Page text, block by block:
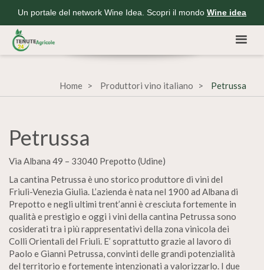
Un portale del network Wine Idea. Scopri il mondo Wine idea
Home Produttori vino italiano Petrussa
Petrussa
Via Albana 49 – 33040 Prepotto (Udine)
La cantina Petrussa è uno storico produttore di vini del
Friuli-Venezia Giulia. L’azienda è nata nel 1900 ad Albana di
Prepotto e negli ultimi trent’anni è cresciuta fortemente in
qualità e prestigio e oggi i vini della cantina Petrussa sono
cosiderati tra i più rappresentativi della zona vinicola dei
Colli Orientali del Friuli. E’ soprattutto grazie al lavoro di
Paolo e Gianni Petrussa, convinti delle grandi potenzialità
del territorio e fortemente intenzionati a valorizzarlo. I due